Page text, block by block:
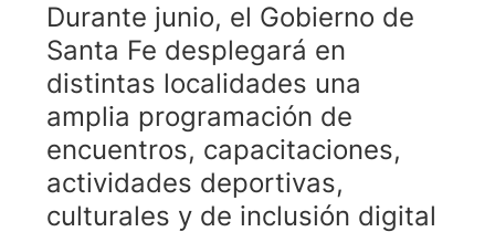
Durante junio, el Gobierno de
Santa Fe desplegará en
distintas localidades una
amplia programación de
encuentros, capacitaciones,
actividades deportivas,
culturales y de inclusión digital